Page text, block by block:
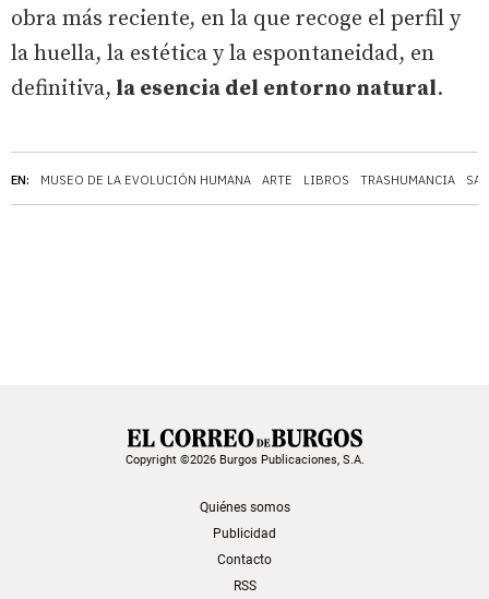
EN: MUSEO DE LA EVOLUCIÓN HUMANA ARTE LIBROS TRASHUMANCIA
obra más reciente, en la que recoge el perfil y
la huella, la estética y la espontaneidad, en
definitiva, la esencia del entorno natural.
Copyright ©2026 Burgos Publicaciones, S.A.
Quiénes somos
Publicidad
Contacto
RSS